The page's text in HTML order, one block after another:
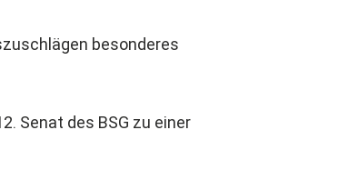
besonderes
Senat des BSG zu einer